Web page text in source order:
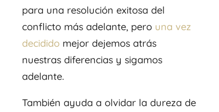
para una resolución exitosa del
conflicto más adelante, pero una vez
decididomejor dejemos atrás
nuestras diferencias y sigamos
adelante.
También ayuda a olvidar la dureza de